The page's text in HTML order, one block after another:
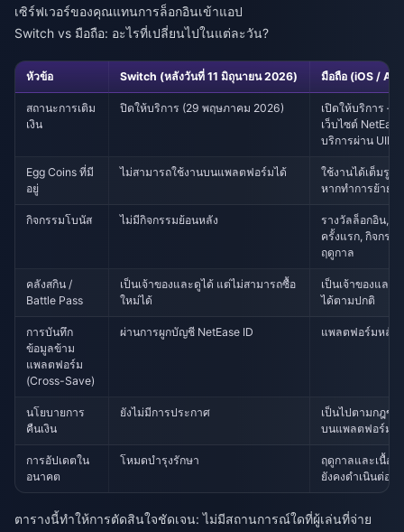
เซิร์ฟเวอร์ของคุณแทนการล็อกอินเข้าแอป
Switch vs มือถือ: อะไรที่เปลี่ยนไปในแต่ละวัน?
หัวข้อ Switch (หลังวันที่ 11 มิถุนายน 2026) มือถือ (iOS /
สถานะการเติม
เงิน
ปิดให้บริการ (29 พฤษภาคม 2026)
เปิดให้บริการ —
เว็บไซต์
บริการผ่าน UID
Egg Coins ที่มี
อยู่
ไม่สามารถใช้งานบนแพลตฟอร์มได้
ใช้งานได้เต็มรูป
หากทำการย้ายข้
กิจกรรมโบนัส ไม่มีกิจกรรมย้อนหลัง
รางวัลล็อกอิน, ก
ครั้งแรก, กิจกรร
ฤดูกาล
คลังสกิน /
Battle Pass
เป็นเจ้าของและดูได้ แต่ไม่สามารถซื้อ
ใหม่ได้
เป็นเจ้าของและ
ได้ตามปกติ
การบันทึก
ข้อมูลข้าม
แพลตฟอร์ม
(Cross-Save)
ผ่านการผูกบัญชี NetEase ID แพลตฟอร์มหลัก
นโยบายการ
คืนเงิน
ยังไม่มีการประกาศ
เป็นไปตามกฎขอ
บนแพลตฟอร์มนั้
การอัปเดตใน
อนาคต
โหมดบำรุงรักษา
ฤดูกาลและเนื้อห
ยังคงดำเนินต่อไป
ตารางนี้ทำให้การตัดสินใจชัดเจน: ไม่มีสถานการณ์ใดที่ผู้เล่นที่จ่าย